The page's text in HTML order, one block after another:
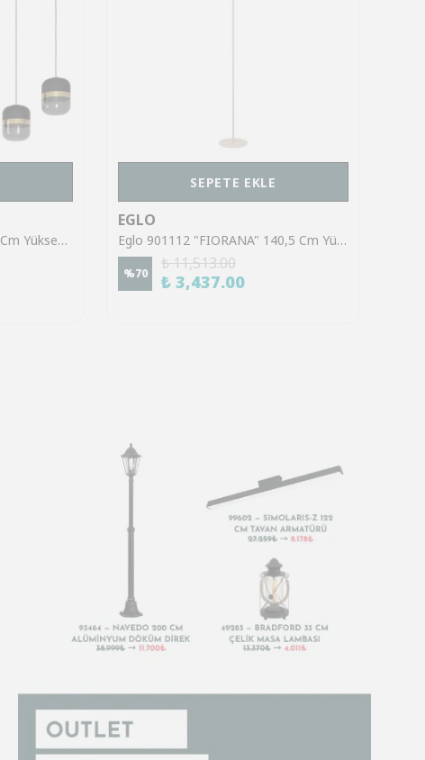
Eglo 39921 "SINSIGA" 150 Cm Yüksekliğinde Çelik Siyah Sarkıt Avize
SEPETE EKLE
EGLO
Eglo 901112 "FIORANA" 140,5 Cm Yüksekliğinde Çelik Köşe Lambası Lambader
%70
₺ 11,513.00
₺ 3,437.00